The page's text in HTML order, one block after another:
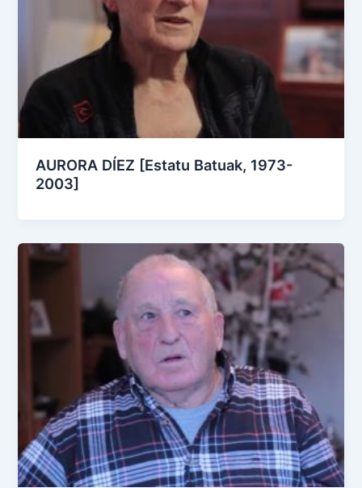
AURORA DÍEZ [Estatu Batuak, 1973-
2003]